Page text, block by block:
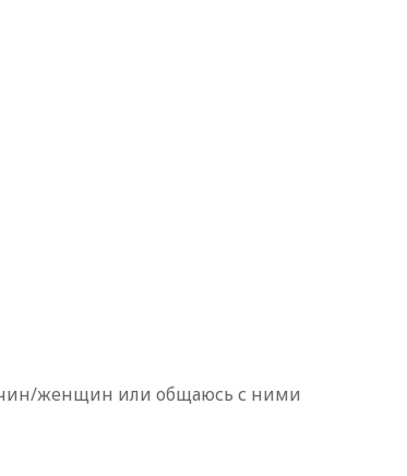
женщин или общаюсь с ними